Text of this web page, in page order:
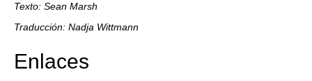
Texto: Sean Marsh
Traducción: Nadja Wittmann
Enlaces